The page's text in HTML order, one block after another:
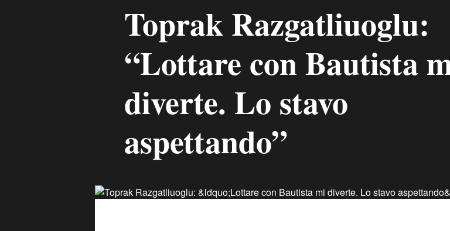
Toprak Razgatliuoglu:
“Lottare con Bautista
diverte. Lo stavo
aspettando”